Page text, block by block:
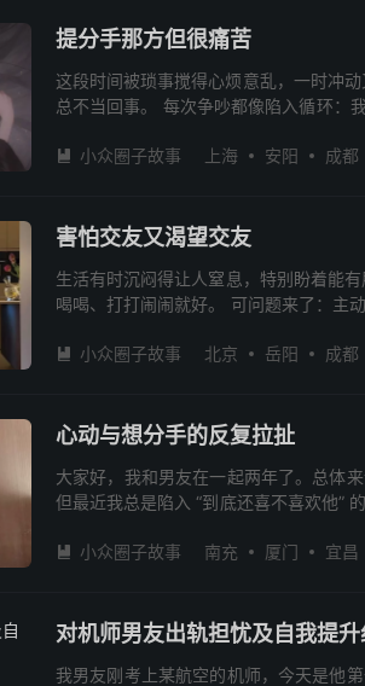
提分手那方但很痛苦
这段时间被琐事搅得心烦意乱，一时冲
总不当回事。 每次争吵都像陷入循环：
 小众圈子故事 上海 安阳 成都
害怕交友又渴望交友
生活有时沉闷得让人窒息，特别盼着能
喝喝、打打闹闹就好。 可问题来了：主
 小众圈子故事 北京 岳阳 成都
心动与想分手的反复拉扯
大家好，我和男友在一起两年了。总体
但最近我总是陷入 “到底还喜不喜欢他”
 小众圈子故事 南充 厦门 宜昌
对机师男友出轨担忧及自我提
我男友刚考上某航空的机师，今天是他